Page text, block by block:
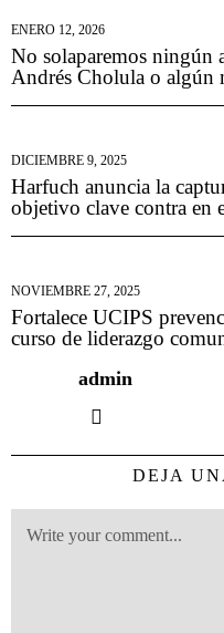
ENERO 12, 2026
No solaparemos ningún
Andrés Cholula o algún
DICIEMBRE 9, 2025
Harfuch anuncia la
objetivo clave contra en
NOVIEMBRE 27, 2025
Fortalece UCIPS
curso de liderazgo
admin
DEJA